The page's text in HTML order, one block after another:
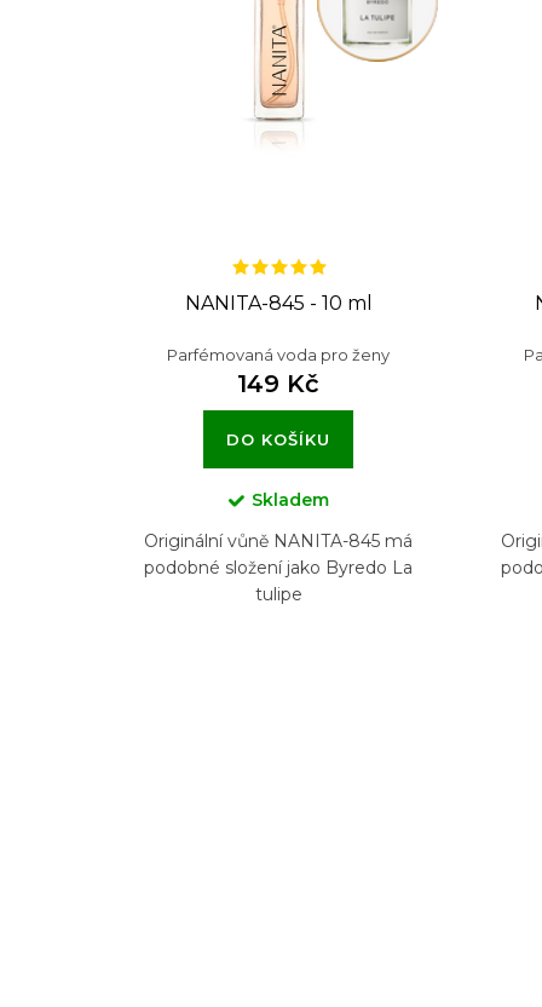
NANITA-845 - 10 ml
Parfémovaná voda pro ženy
149 Kč
DO KOŠÍKU
Skladem
Originální vůně NANITA-845 má
podobné složení jako Byredo La
tulipe